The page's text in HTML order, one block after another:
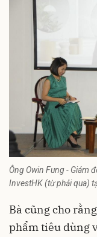
Ông Owin Fung - Giám
InvestHK (từ phải qua)
Bà cũng cho
phẩm tiêu dùng